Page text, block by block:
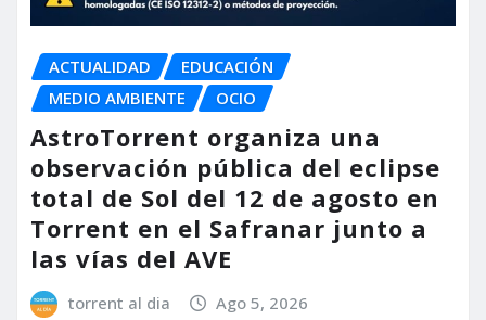
ACTUALIDAD
EDUCACIÓN
MEDIO AMBIENTE
OCIO
AstroTorrent organiza una
observación pública del eclipse
total de Sol del 12 de agosto en
Torrent en el Safranar junto a
las vías del AVE
torrent al dia Ago 5, 2026